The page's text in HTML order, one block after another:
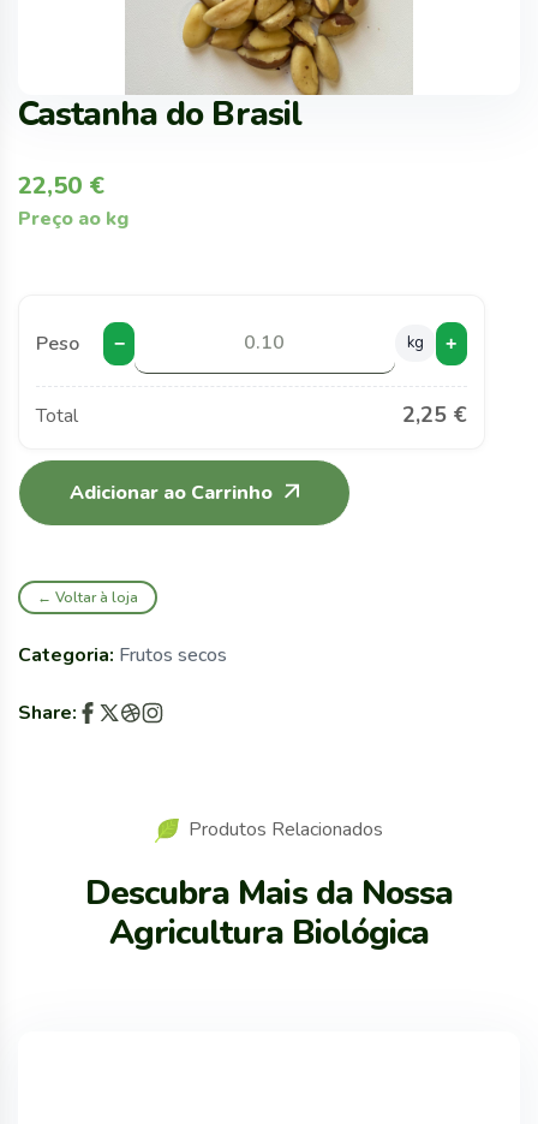
Castanha do Brasil
22,50 €
Preço ao kg
Peso − kg +
Total 2,25 €
Adicionar ao Carrinho
← Voltar à loja
Categoria: Frutos secos
Share:
Produtos Relacionados
Descubra Mais da Nossa
Agricultura Biológica